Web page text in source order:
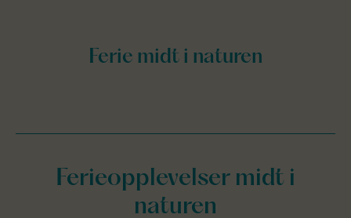
Ferieopplevelser midt i
naturen